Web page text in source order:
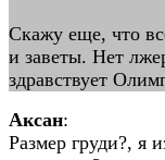
Скажу еще, что
и заветы. Нет
здравствует
Аксан:
Размер груди?, я